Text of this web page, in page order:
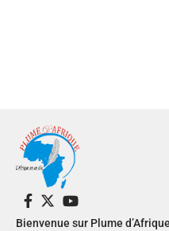
Bienvenue sur Plume